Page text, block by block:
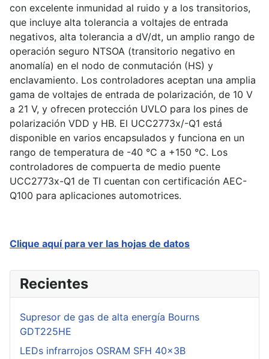
con excelente inmunidad al ruido y a los transitorios,
que incluye alta tolerancia a voltajes de entrada
negativos, alta tolerancia a dV/dt, un amplio rango de
operación seguro NTSOA (transitorio negativo en
anomalía) en el nodo de conmutación (HS) y
enclavamiento. Los controladores aceptan una amplia
gama de voltajes de entrada de polarización, de 10 V
a 21 V, y ofrecen protección UVLO para los pines de
polarización VDD y HB. El UCC2773x/-Q1 está
disponible en varios encapsulados y funciona en un
rango de temperatura de -40 °C a +150 °C. Los
controladores de compuerta de medio puente
UCC2773x-Q1 de TI cuentan con certificación AEC-
Q100 para aplicaciones automotrices.
Clique aquí para ver las hojas de datos
Recientes
Supresor de gas de alta energía Bourns
GDT225HE
LEDs infrarrojos OSRAM SFH 40x3B